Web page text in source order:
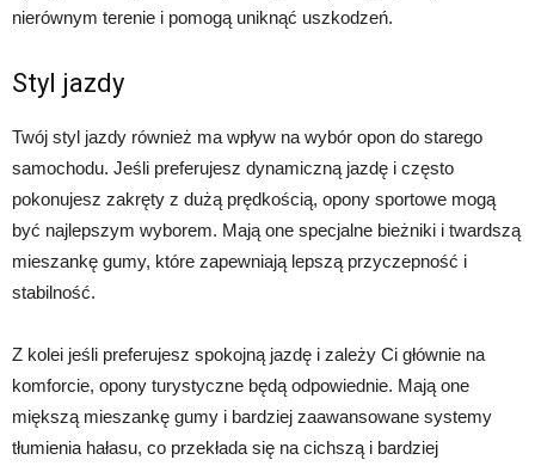
nierównym terenie i pomogą uniknąć uszkodzeń.
Styl jazdy
Twój styl jazdy również ma wpływ na wybór opon do starego
samochodu. Jeśli preferujesz dynamiczną jazdę i często
pokonujesz zakręty z dużą prędkością, opony sportowe mogą
być najlepszym wyborem. Mają one specjalne bieżniki i twardszą
mieszankę gumy, które zapewniają lepszą przyczepność i
stabilność.
Z kolei jeśli preferujesz spokojną jazdę i zależy Ci głównie na
komforcie, opony turystyczne będą odpowiednie. Mają one
miększą mieszankę gumy i bardziej zaawansowane systemy
tłumienia hałasu, co przekłada się na cichszą i bardziej